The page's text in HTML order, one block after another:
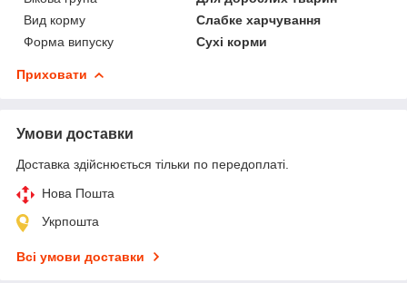
Вид корму
Слабке харчування
Форма випуску
Сухі корми
Приховати
Умови доставки
Доставка здійснюється тільки по передоплаті.
Нова Пошта
Укрпошта
Всі умови доставки